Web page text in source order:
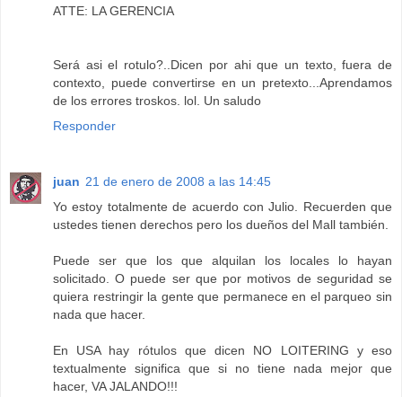
ATTE: LA GERENCIA
Será asi el rotulo?..Dicen por ahi que un texto, fuera de
contexto, puede convertirse en un pretexto...Aprendamos
de los errores troskos. lol. Un saludo
Responder
juan 21 de enero de 2008 a las 14:45
Yo estoy totalmente de acuerdo con Julio. Recuerden que
ustedes tienen derechos pero los dueños del Mall también.
Puede ser que los que alquilan los locales lo hayan
solicitado. O puede ser que por motivos de seguridad se
quiera restringir la gente que permanece en el parqueo sin
nada que hacer.
En USA hay rótulos que dicen NO LOITERING y eso
textualmente significa que si no tiene nada mejor que
hacer, VA JALANDO!!!